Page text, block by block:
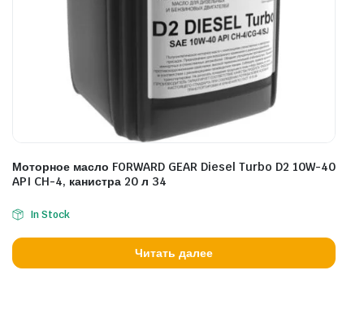
Моторное масло FORWARD GEAR Diesel Turbo D2 10W-40
API CH-4, канистра 20 л 34
In Stock
Читать далее